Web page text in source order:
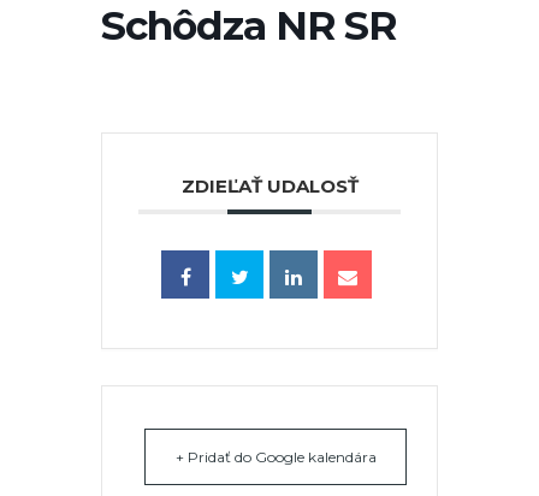
Schôdza NR SR
ZDIEĽAŤ UDALOSŤ
+ Pridať do Google kalendára